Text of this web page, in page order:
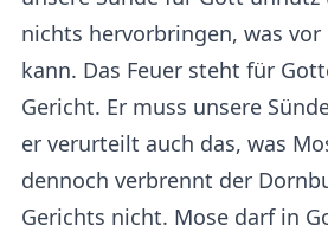
nichts hervorbringen, was
kann. Das Feuer steht für
Gericht. Er muss unsere
er verurteilt auch das, was
dennoch verbrennt der
Gerichts nicht. Mose darf in